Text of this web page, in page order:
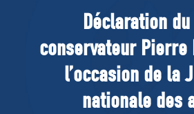
Pierre Poilievre
Vos députés conservateurs
Cabinet fantôme
Exécutif national
Déclaration
conservateur Pierre
l’occasion de la
nationale des